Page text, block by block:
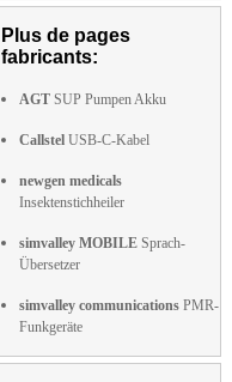
Plus de pages
fabricants:
AGT SUP Pumpen Akku
Callstel USB-C-Kabel
newgen medicals
Insektenstichheiler
simvalley MOBILE Sprach-
Übersetzer
simvalley communications PMR-
Funkgeräte